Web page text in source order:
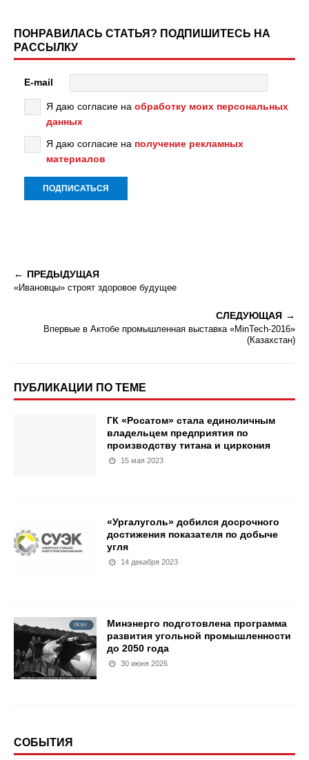
ПОНРАВИЛАСЬ СТАТЬЯ? ПОДПИШИТЕСЬ НА
РАССЫЛКУ
E-mail
Я даю согласие на обработку моих персональных
данных
Я даю согласие на получение рекламных
материалов
ПРЕДЫДУЩАЯ
«Ивановцы» строят здоровое будущее
СЛЕДУЮЩАЯ
Впервые в Актобе промышленная выставка «MinTech-2016»
(Казахстан)
ПУБЛИКАЦИИ ПО ТЕМЕ
ГК «Росатом» стала единоличным
владельцем предприятия по
производству титана и циркония
15 мая 2023
«Ургалуголь» добился досрочного
достижения показателя по добыче
угля
14 декабря 2023
Минэнерго подготовлена программа
развития угольной промышленности
до 2050 года
30 июня 2026
СОБЫТИЯ